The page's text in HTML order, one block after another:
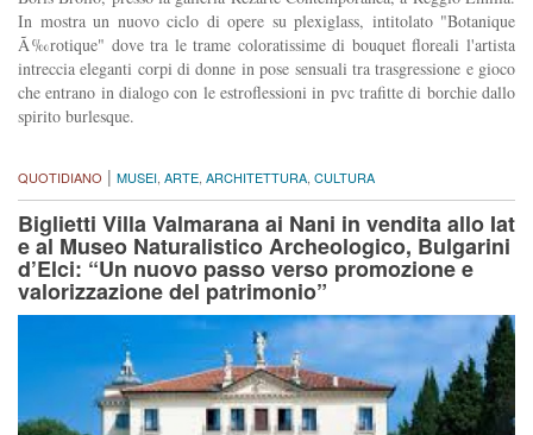
In mostra un nuovo ciclo di opere su plexiglass, intitolato "Botanique
Ã‰rotique" dove tra le trame coloratissime di bouquet floreali l'artista
intreccia eleganti corpi di donne in pose sensuali tra trasgressione e gioco
che entrano in dialogo con le estroflessioni in pvc trafitte di borchie dallo
spirito burlesque.
QUOTIDIANO | MUSEI ARTE ARCHITETTURA CULTURA
Biglietti Villa Valmarana ai Nani in vendita allo Iat
e al Museo Naturalistico Archeologico, Bulgarini
d’Elci: “Un nuovo passo verso promozione e
valorizzazione del patrimonio”